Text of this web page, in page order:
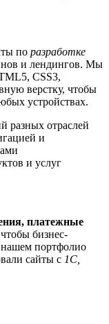
по разработке
и лендингов. Мы
CSS3,
верстку, чтобы
устройствах.
разных отраслей
и
и услуг
платежные
бизнес-
нашем портфолио
сайты с 1С,